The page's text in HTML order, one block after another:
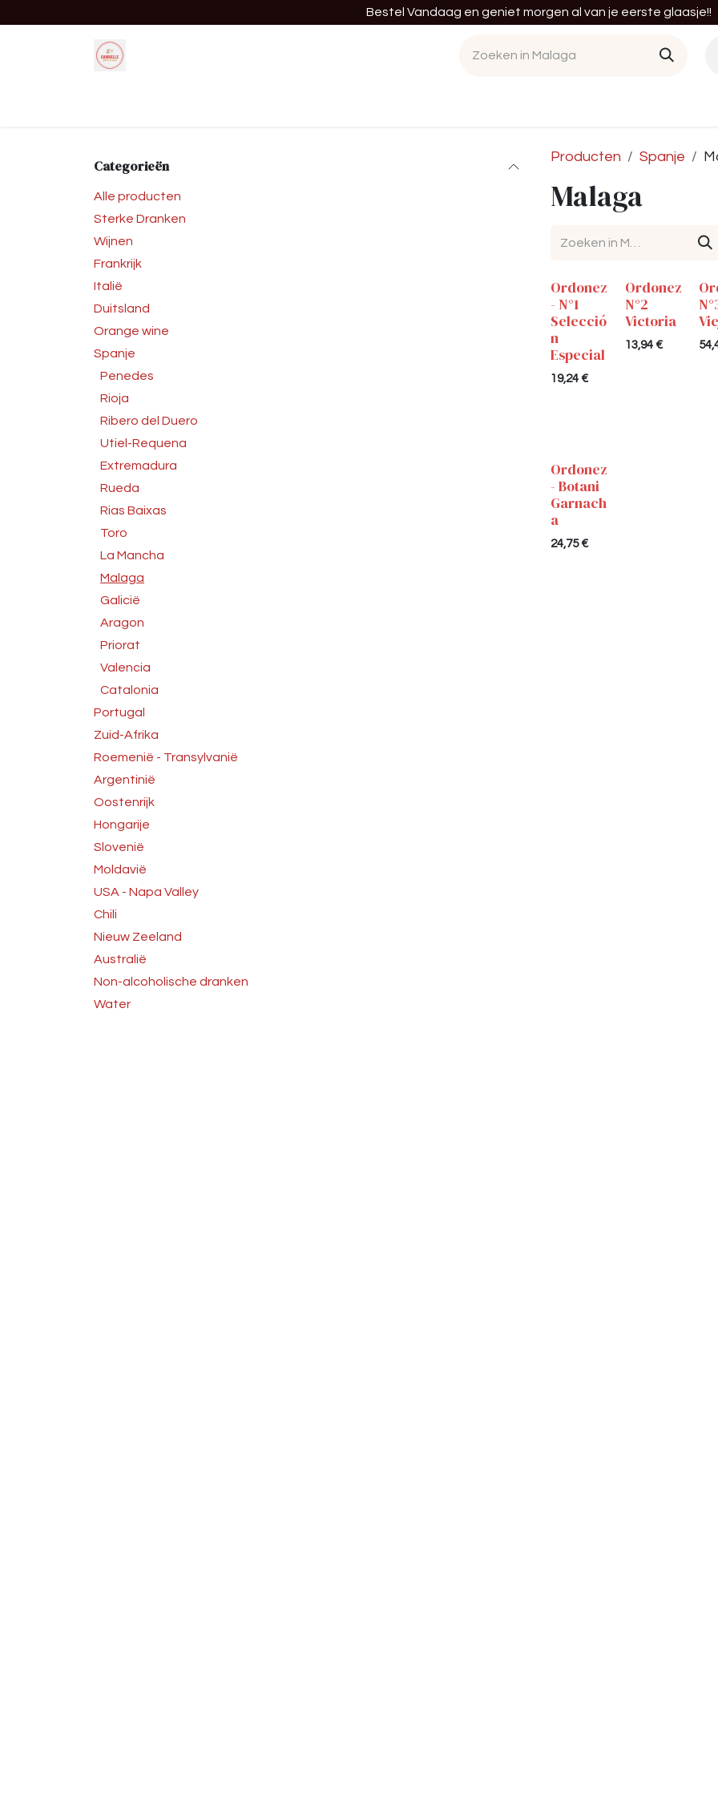
Bestel Vandaag en geniet morgen al van je eerste glaasje!!
Categorieën
Alle producten
Sterke Dranken
Wijnen
Frankrijk
Italië
Duitsland
Orange wine
Spanje
Penedes
Rioja
Ribero del Duero
Utiel-Requena
Extremadura
Rueda
Rias Baixas
Toro
La Mancha
Malaga
Galicië
Aragon
Priorat
Valencia
Catalonia
Portugal
Zuid-Afrika
Roemenië - Transylvanië
Argentinië
Oostenrijk
Hongarije
Slovenië
Moldavië
USA - Napa Valley
Chili
Nieuw Zeeland
Australië
Non-alcoholische dranken
Water
Producten Spanje
Malaga
Ordonez
- N°1
Selecció
n
Especial
19,24 €
Ordonez
N°2
Victoria
13,94€
Ordonez
- Botani
Garnach
a
24,75€